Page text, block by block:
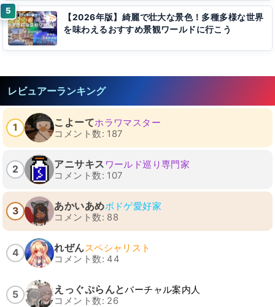
【2026年版】綺麗で壮大な景色！多種多様な世界
を味わえるおすすめ景観ワールドに行こう
レビュアーランキング
1 こよーてホラワマスター
コメント数: 187
2 アニサキス ワールド巡り専門家
コメント数: 107
3 あかいあめボドゲ愛好家
コメント数: 88
4 れぜんスペシャリスト
コメント数: 44
5 えっぐぷらんとバーチャル案内人
コメント数: 26